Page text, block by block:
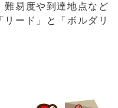
難易度や到達地点など
ード」と「ボルダリ